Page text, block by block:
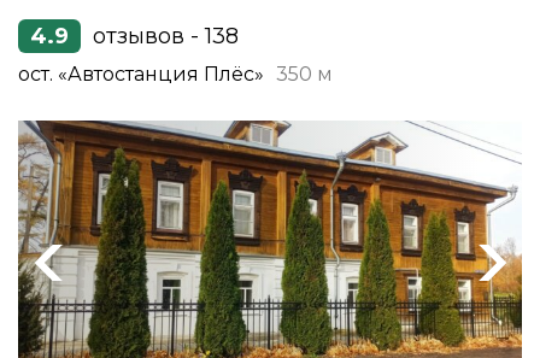
4.9 отзывов - 138
ост. «Автостанция Плёс» 350 м
Previous Next